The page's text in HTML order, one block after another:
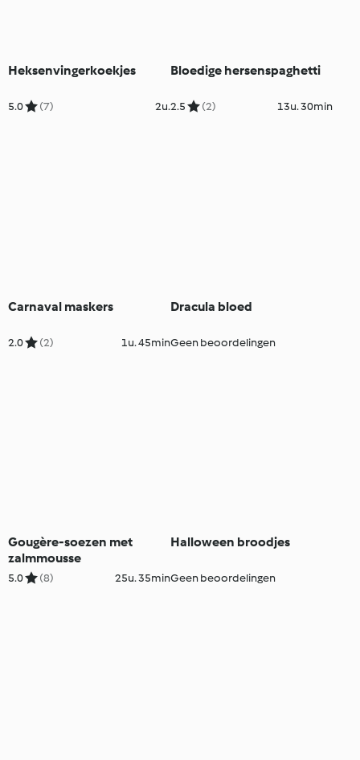
Heksenvingerkoekjes
5.0 (7) 2u.
Bloedige hersenspaghetti
2.5 (2) 13u. 30min
Carnaval maskers
2.0 (2) 1u. 45min
Dracula bloed
Geen beoordelingen
Gougère-soezen met
zalmmousse
5.0 (8) 25u. 35min
Halloween broodjes
Geen beoordelingen